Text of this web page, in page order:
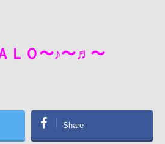
ＬＯ〜♪〜♬〜
Share